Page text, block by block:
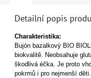
Detailní popis
Charakteristika:
Bujón bazalkový BIO
biokvalitě. Neobsahuje
škodlivá éčka. Je proto
pokrmů i pro nejmenší děti.